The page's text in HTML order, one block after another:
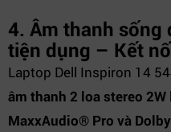
4. Âm thanh
tiện dụng – Kết
Laptop Dell Inspiron 14
âm thanh 2 loa stereo 2W
MaxxAudio® Pro và